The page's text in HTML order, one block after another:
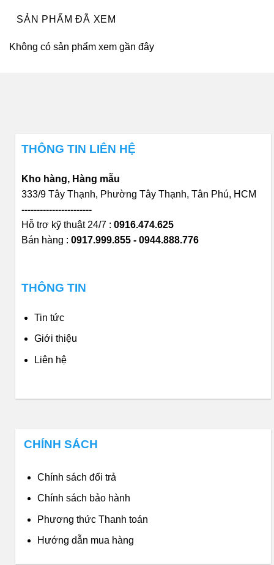
SẢN PHẨM ĐÃ XEM
Không có sản phẩm xem gần đây
THÔNG TIN LIÊN HỆ
Kho hàng, Hàng mẫu
333/9 Tây Thạnh, Phường Tây Thạnh, Tân Phú, HCM
-----------------------
Hỗ trợ kỹ thuật 24/7 : 0916.474.625
Bán hàng : 0917.999.855 - 0944.888.776
THÔNG TIN
Tin tức
Giới thiệu
Liên hệ
CHÍNH SÁCH
Chính sách đổi trả
Chính sách bảo hành
Phương thức Thanh toán
Hướng dẫn mua hàng